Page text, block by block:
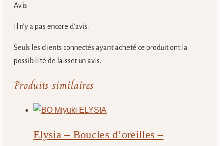
Avis
Il n’y a pas encore d’avis.
Seuls les clients connectés ayant acheté ce produit ont la
possibilité de laisser un avis.
Produits similaires
Elysia – Boucles d’oreilles –